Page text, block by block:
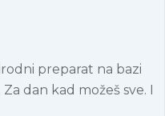
preparat na bazi
dan kad možeš sve. I